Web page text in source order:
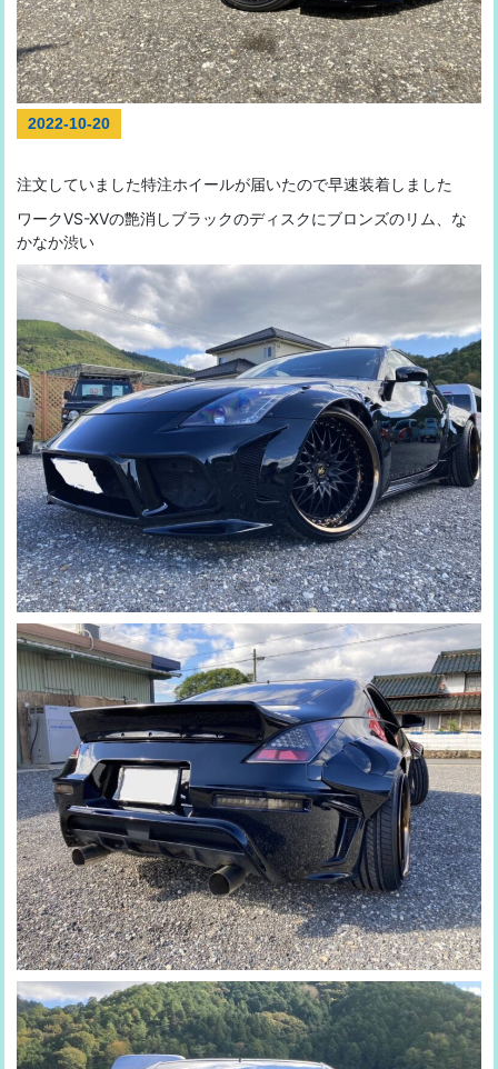
2022-10-20
注文していました特注ホイールが届いたので早速装着しました
ワークVS-XVの艶消しブラックのディスクにブロンズのリム、な
かなか渋い